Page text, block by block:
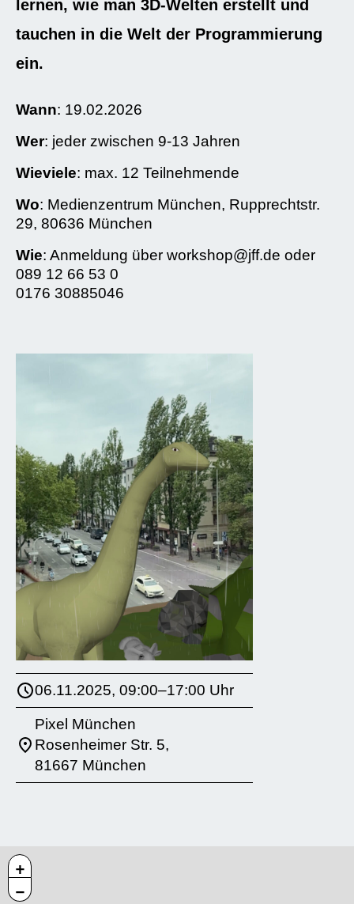
lernen, wie man 3D-Welten erstellt und
tauchen in die Welt der Programmierung
ein.
Wann: 19.02.2026
Wer: jeder zwischen 9-13 Jahren
Wieviele: max. 12 Teilnehmende
Wo: Medienzentrum München, Rupprechtstr.
29, 80636 München
Wie: Anmeldung über workshop@jff.de oder
089 12 66 53 0
0176 30885046
06.11.2025, 09:00–17:00 Uhr
Pixel München
Rosenheimer Str. 5,
81667 München
+
−